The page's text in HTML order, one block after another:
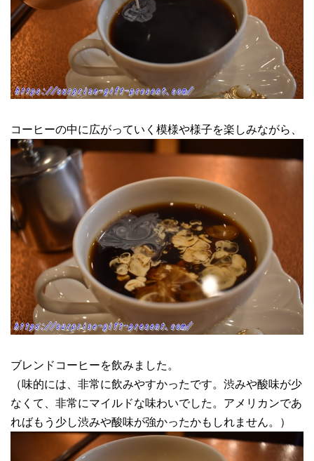
コーヒーの中に広がっていく模様や様子を楽しみながら、
ブレンドコーヒーを飲みました。
（味的には、非常に飲みやすかったです。渋みや酸味が少
なくて、非常にマイルドな味わいでした。アメリカンであ
ればもう少し渋みや酸味が強かったかもしれません。）